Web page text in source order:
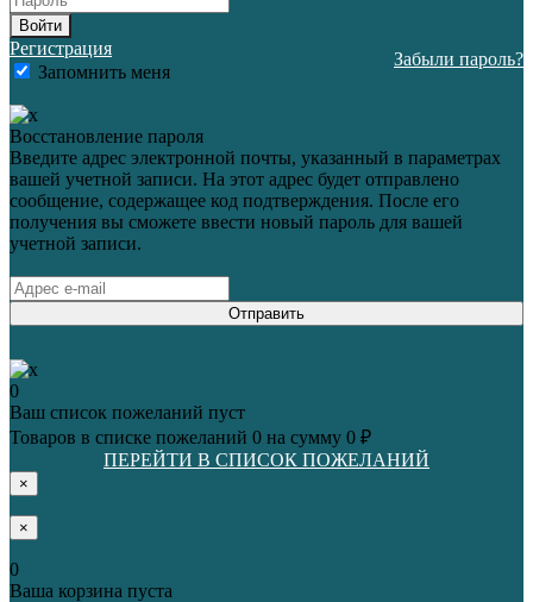
Войти
Регистрация
Запомнить меня
Забыли пароль?
Восстановление пароля
Введите адрес электронной почты, указанный в параметрах
вашей учетной записи. На этот адрес будет отправлено
сообщение, содержащее код подтверждения. После его
получения вы сможете ввести новый пароль для вашей
учетной записи.
Отправить
0
Ваш список пожеланий пуст
Товаров в списке пожеланий 0 на сумму 0 ₽
ПЕРЕЙТИ В СПИСОК ПОЖЕЛАНИЙ
×
×
0
Ваша корзина пуста